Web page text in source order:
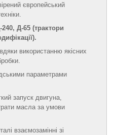
європейський
Д-65 (трактори
використанню якісних
параметрами
запуск двигуна,
масла за умови
взаємозамінні зі